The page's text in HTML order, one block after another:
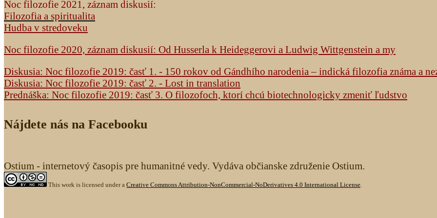
Noc filozofie 2021, záznam diskusií:
Filozofia a spiritualita
Hudba v stredoveku
Noc filozofie 2020, záznam diskusií: Od Husserla k Heideggerovi a Ludwig Wittgenstein a my
Diskusia: Noc filozofie 2019: časť 1. - 150 rokov od Gándhího narodenia – indická filozofia známa a
Diskusia: Noc filozofie 2019: časť 2. - Lost in translation
Prednáška: Noc filozofie 2019: časť 3. O filozofoch, ktorí chcú biotechnologicky zmeniť ľudstvo
Nájdete nás na Facebooku
Ostium - internetový časopis pre humanitné vedy. Vydáva občianske združenie Ostium.
This work is licensed under a Creative Commons Attribution-NonCommercial-NoDerivatives 4.0 International License.